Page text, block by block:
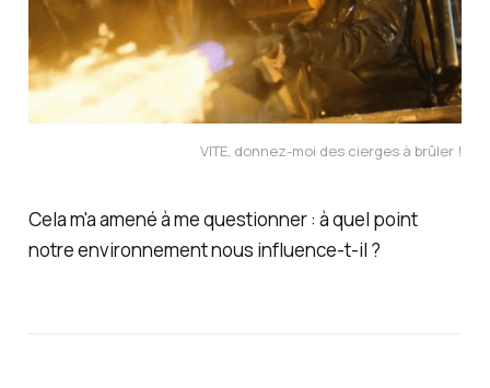
VITE, donnez-moi des cierges à brûler !
Cela m'a amené à me questionner : à quel point
notre environnement nous influence-t-il ?